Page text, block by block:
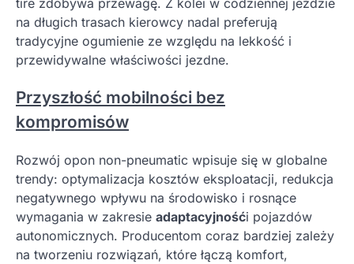
na długich trasach kierowcy nadal preferują
tradycyjne ogumienie ze względu na lekkość i
przewidywalne właściwości jezdne.
Przyszłość mobilności bez
kompromisów
Rozwój opon non-pneumatic wpisuje się w globalne
trendy: optymalizacja kosztów eksploatacji, redukcja
negatywnego wpływu na środowisko i rosnące
wymagania w zakresie adaptacyjnośći pojazdów
autonomicznych. Producentom coraz bardziej zależy
na tworzeniu rozwiązań, które łączą komfort,